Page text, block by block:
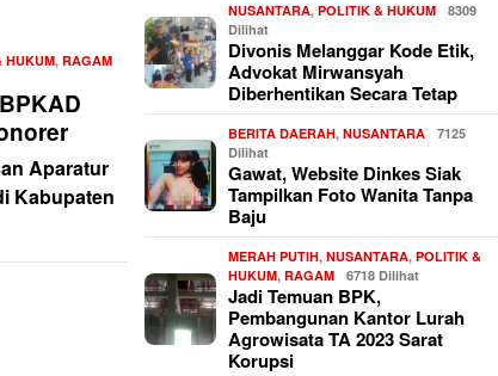
HUKUM, RAGAM Redaksi
Aparatur
Kabupaten
NUSANTARA,POLITIK & HUKUM
8309
Dilihat
Divonis Melanggar Kode Etik,
Advokat Mirwansyah
Diberhentikan Secara Tetap
BERITA DAERAH,NUSANTARA
7125
Dilihat
Gawat, Website Dinkes Siak
Tampilkan Foto Wanita Tanpa
Baju
MERAH PUTIH,NUSANTARA,POLITIK &
HUKUM,RAGAM 6718 Dilihat
Jadi Temuan BPK,
Pembangunan Kantor Lurah
Agrowisata TA 2023 Sarat
Korupsi